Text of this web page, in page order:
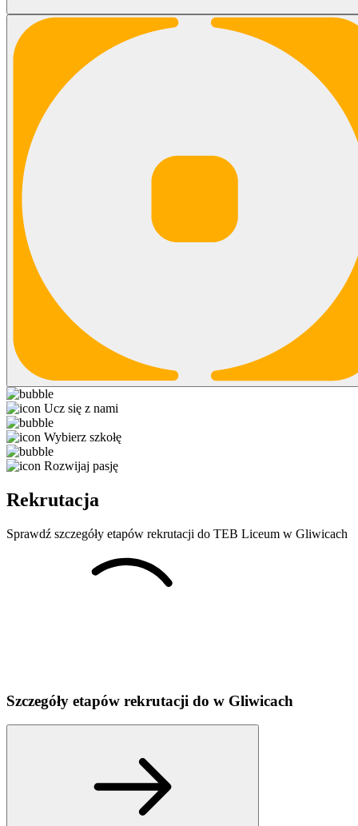
Ucz się z nami
Wybierz szkołę
Rozwijaj pasję
Rekrutacja
Sprawdź szczegóły etapów rekrutacji do TEB Liceum w Gliwicach
Szczegóły etapów rekrutacji do w Gliwicach